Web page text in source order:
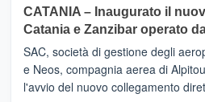
CATANIA – Inaugurato il
Catania e Zanzibar operato
SAC, società di gestione degli
e Neos, compagnia aerea di
l'avvio del nuovo collegamento